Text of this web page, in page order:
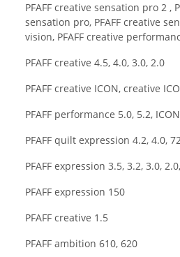
PFAFF creative sensation pro 2 ,
sensation pro, PFAFF creative
vision, PFAFF creative
PFAFF creative 4.5, 4.0, 3.0, 2.0
PFAFF creative ICON, creative
PFAFF performance 5.0, 5.2, ICON
PFAFF quilt expression 4.2, 4.0,
PFAFF expression 3.5, 3.2, 3.0,
PFAFF expression 150
PFAFF creative 1.5
PFAFF ambition 610, 620